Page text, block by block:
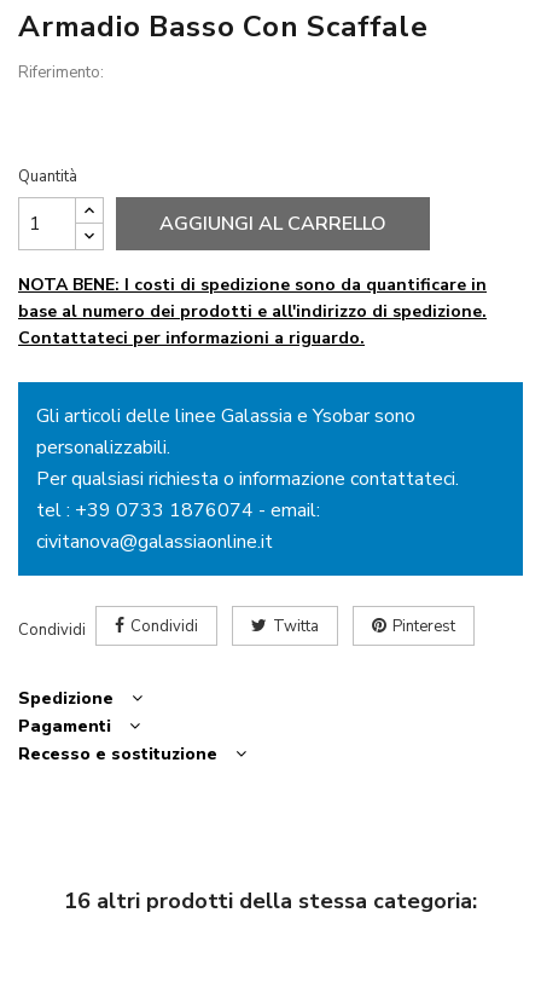
Armadio Basso Con Scaffale
Riferimento:
Quantità
AGGIUNGI AL CARRELLO
NOTA BENE: I costi di spedizione sono da quantificare in
base al numero dei prodotti e all'indirizzo di spedizione.
Contattateci per informazioni a riguardo.
Gli articoli delle linee Galassia e Ysobar sono
personalizzabili.
Per qualsiasi richiesta o informazione contattateci.
tel : +39 0733 1876074 - email:
civitanova@galassiaonline.it
Condividi Condividi Twitta Pinterest
Spedizione
Pagamenti
Recesso e sostituzione
16 altri prodotti della stessa categoria: